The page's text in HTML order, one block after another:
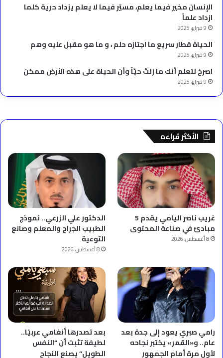
الإنسان مخير فيما يعلم، مسيّر فيما لا يعلم يزداد حرية كلما
ازداد علماً
9 فبراير، 2025
الحياة قطار سريع ما اجتازه حلم ، و ما هو مقبل عليه وهم
9 فبراير، 2025
‫اصرخ لتعلم أنك ما زلتَ حيّاً وأن الحياة على هذه الأرض ممكن
9 فبراير، 2025
الأكثر قراءه
غريب ناصر اليامي يقدم 5
مبادئ في صناعة المحتوى
8 أغسطس، 2026
الدكتور علي الزرعي.. نموذج
الطبيب الجراح والمعلم وصانع
التوعية
8 أغسطس، 2026
رامي صبري يعود إلى جدة بعد
عام.. و«القمر» يختبر نجاحه
لأول مرة أمام الجمهور
بعد تصدرها أنغامي عربيًا..
لطيفة تثبت أن “النفس
الطويل” يصنع النجاح